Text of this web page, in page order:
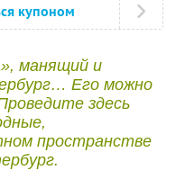
купоном
манящий и
Его можно
здесь
пространстве